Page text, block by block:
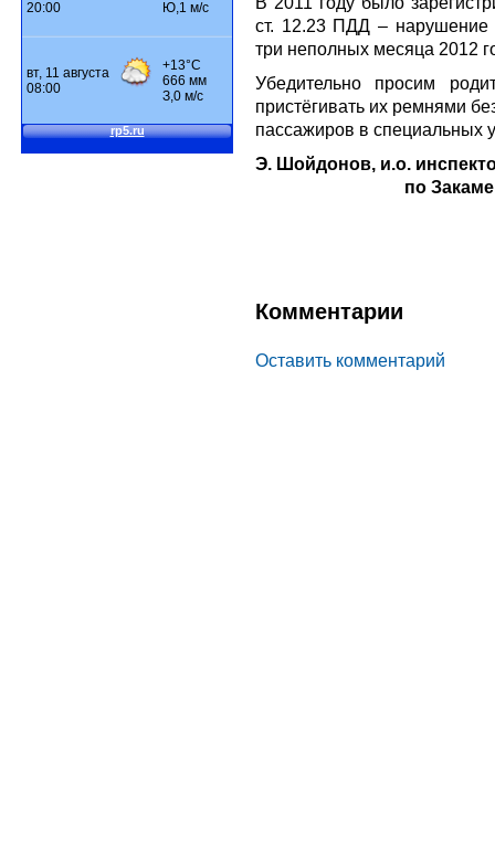
ст. 12.23 ПДД – нарушение
три неполных месяца 2012
Убедительно просим
пристёгивать их ремнями
пассажиров в специальных
Э. Шойдонов, и.о.
по
Комментарии
Оставить комментарий